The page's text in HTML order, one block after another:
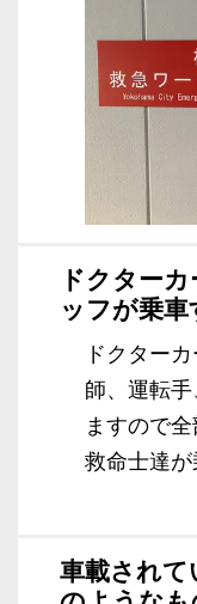
ドクター
ッフが乗
ドクター
師、運転
ますので
救命士達が
車載されて